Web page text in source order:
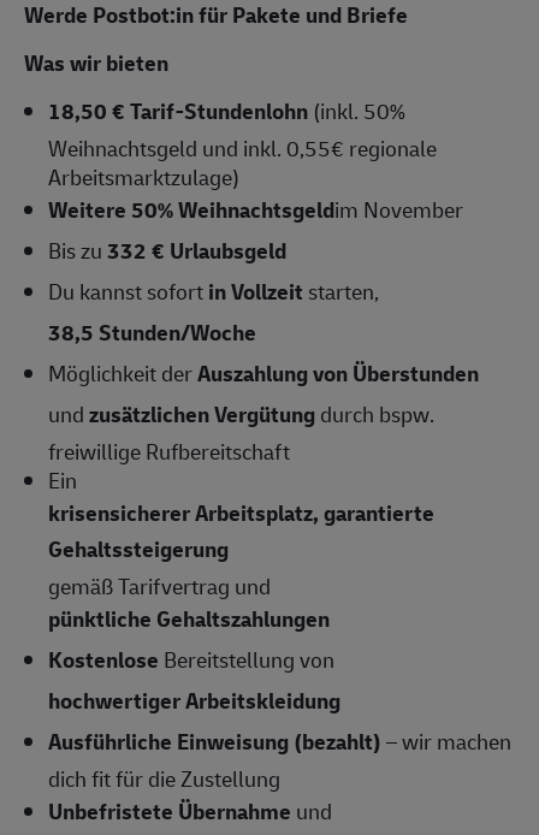
Werde Postbot:in für Pakete und Briefe
Was wir bieten
18,50 € Tarif-Stundenlohn (inkl. 50%
Weihnachtsgeld und inkl. 0,55€ regionale
Arbeitsmarktzulage)
Weitere 50% Weihnachtsgeldim November
Bis zu332 € Urlaubsgeld
Du kannst sofortin Vollzeit starten,
38,5 Stunden/Woche
Möglichkeit derAuszahlung von Überstunden
undzusätzlichen Vergütungdurch bspw.
freiwillige Rufbereitschaft
Ein
krisensicherer Arbeitsplatz, garantierte
Gehaltssteigerung
gemäß Tarifvertrag und
pünktliche Gehaltszahlungen
Kostenlose Bereitstellung von
hochwertiger Arbeitskleidung
Ausführliche Einweisung (bezahlt)– wir machen
dich fit für die Zustellung
Unbefristete Übernahme und